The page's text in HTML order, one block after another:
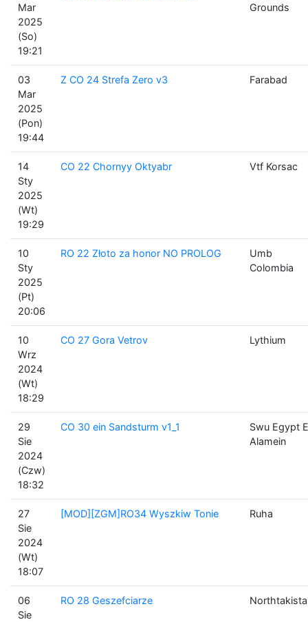
Mar
2025
(So)
19:21
Grounds
03
Mar
2025
(Pon)
19:44
Z CO 24 Strefa Zero v3 Farabad
14
Sty
2025
(Wt)
19:29
CO 22 Chornyy Oktyabr Vtf Korsac
10
Sty
2025
(Pt)
20:06
RO 22 Złoto za honor NO PROLOG
Umb
Colombia
10
Wrz
2024
(Wt)
18:29
CO 27 Gora Vetrov Lythium
29
Sie
2024
(Czw)
18:32
CO 30 ein Sandsturm v1_1
Swu Egypt
Alamein
27
Sie
2024
(Wt)
18:07
[MOD][ZGM]RO34 Wyszkiw Tonie Ruha
06
Sie
RO 28 Geszefciarze